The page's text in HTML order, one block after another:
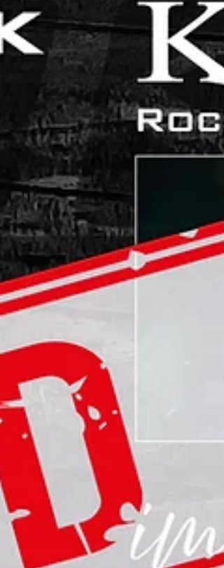
Bestandteil der Kneipen- & Disco-Szene in
Remscheid. Stephan Utzelmann ist seit dem
01.03.2019 der neue Gastgeber der Diskothek
Déjà-Vu und freut sich, dass er das Déjà wei